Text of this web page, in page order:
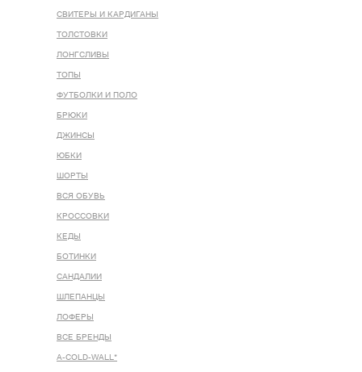
СВИТЕРЫ И КАРДИГАНЫ
ТОЛСТОВКИ
ЛОНГСЛИВЫ
ТОПЫ
ФУТБОЛКИ И ПОЛО
БРЮКИ
ДЖИНСЫ
ЮБКИ
ШОРТЫ
ВСЯ ОБУВЬ
КРОССОВКИ
КЕДЫ
БОТИНКИ
САНДАЛИИ
ШЛЕПАНЦЫ
ЛОФЕРЫ
ВСЕ БРЕНДЫ
A-COLD-WALL*